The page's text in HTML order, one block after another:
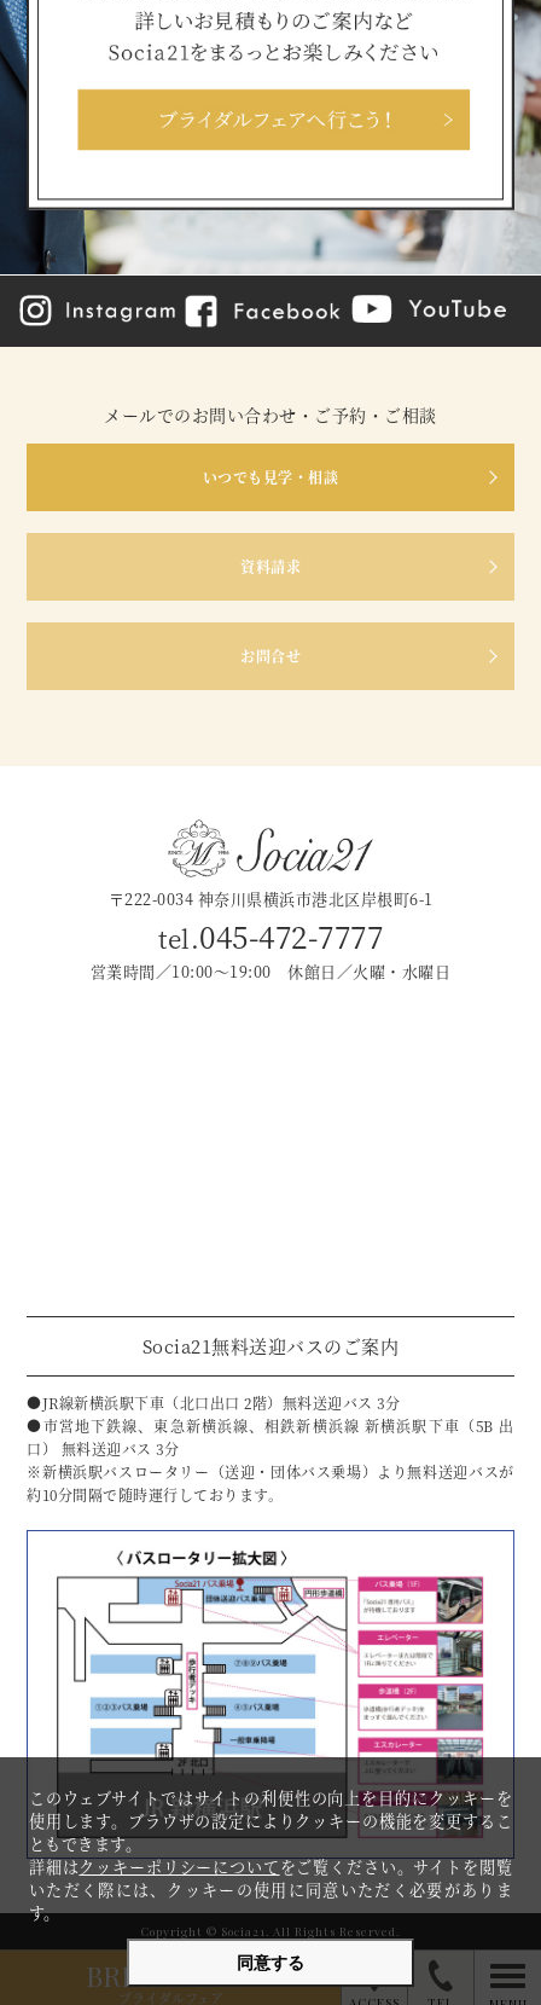
メールでのお問い合わせ・ご予約・ご相談
いつでも見学・相談
資料請求
お問合せ
〒222-0034 神奈川県横浜市港北区岸根町6-1
tel.045-472-7777
営業時間／10:00〜19:00 休館日／火曜・水曜日
Socia21無料送迎バスのご案内
●JR線新横浜駅下車（北口出口 2階）無料送迎バス 3分
●市営地下鉄線、東急新横浜線、相鉄新横浜線 新横浜駅下車（5B 出
口） 無料送迎バス 3分
※新横浜駅バスロータリー（送迎・団体バス乗場）より無料送迎バスが
約10分間隔で随時運行しております。
Copyright © Socia21. All Rights Reserved.
BRIDAL FAIR
ブライダルフェア
このウェブサイトではサイトの利便性の向上を目的にクッキーを
使用します。ブラウザの設定によりクッキーの機能を変更するこ
ともできます。
詳細はクッキーポリシーについてをご覧ください。サイトを閲覧
いただく際には、クッキーの使用に同意いただく必要がありま
す。
同意する